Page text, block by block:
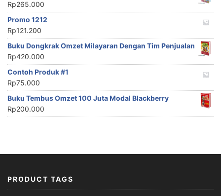
Rp265.000
Promo 1212
Rp121.200
Buku Dongkrak Omzet Milayaran Dengan Tim Penjualan
Rp420.000
Contoh Produk #1
Rp75.000
Buku Tembus Omzet 100 Juta Modal Blackberry
Rp200.000
PRODUCT TAGS